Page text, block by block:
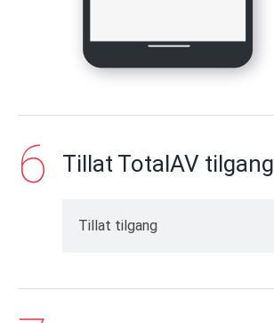
Tillat TotalAV tilgang
Tillat tilgang